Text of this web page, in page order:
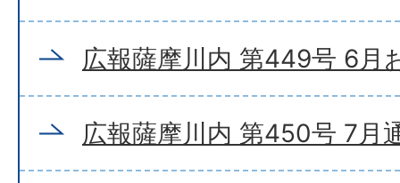
広報薩摩川内 第449号 6月
広報薩摩川内 第450号 7月